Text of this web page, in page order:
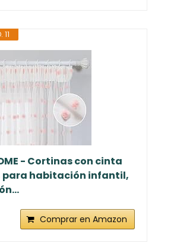
11
- Cortinas con cinta
para habitación infantil,
Comprar en Amazon